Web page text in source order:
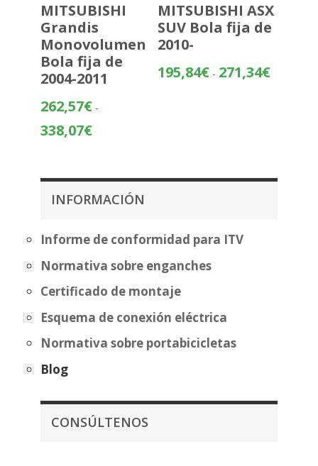
MITSUBISHI
Grandis
Monovolumen
Bola fija de
2004-2011
262,57€ -
338,07€Rango
desde
hasta
MITSUBISHI ASX
SUV Bola fija de
2010-
195,84€ - 271,34€Rango
INFORMACIÓN
Informe de conformidad para ITV
Normativa sobre enganches
Certificado de montaje
Esquema de conexión eléctrica
Normativa sobre portabicicletas
Blog
CONSÚLTENOS